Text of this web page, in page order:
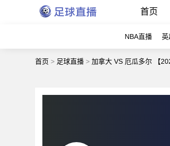
首页
NBA直播 英
首页 > 足球直播 > 加拿大 VS 厄瓜多尔 【